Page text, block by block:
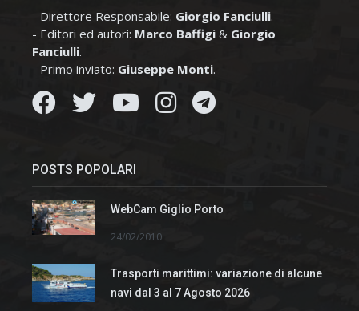
- Direttore Responsabile: Giorgio Fanciulli.
- Editori ed autori: Marco Baffigi & Giorgio
Fanciulli.
- Primo inviato: Giuseppe Monti.
POSTS POPOLARI
WebCam Giglio Porto
24/02/2010
Trasporti marittimi: variazione di alcune
navi dal 3 al 7 Agosto 2026